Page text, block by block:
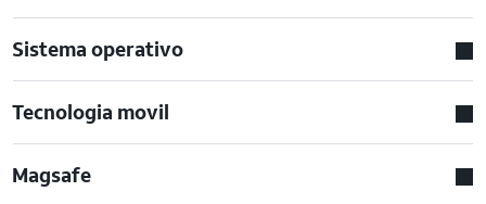
Sistema operativo
Tecnologia movil
Magsafe